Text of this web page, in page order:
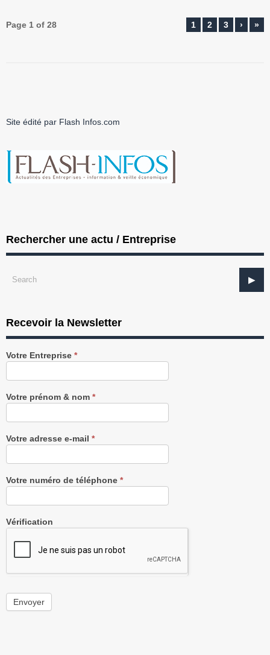
Page 1 of 28 1 2 3 › »
Site édité par Flash Infos.com
Rechercher une actu / Entreprise
Recevoir la Newsletter
Recevez
notre
gratuitement
Votre Entreprise *
Votre prénom & nom *
Votre adresse e-mail *
Votre numéro de téléphone *
Vérification
Envoyer